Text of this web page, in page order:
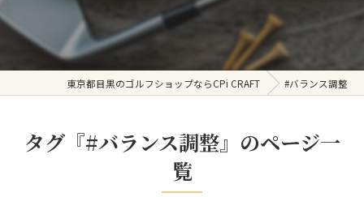
東京都目黒のゴルフショップならCPi CRAFT #バランス調整
タグ『#バランス調整』のページ一
覧